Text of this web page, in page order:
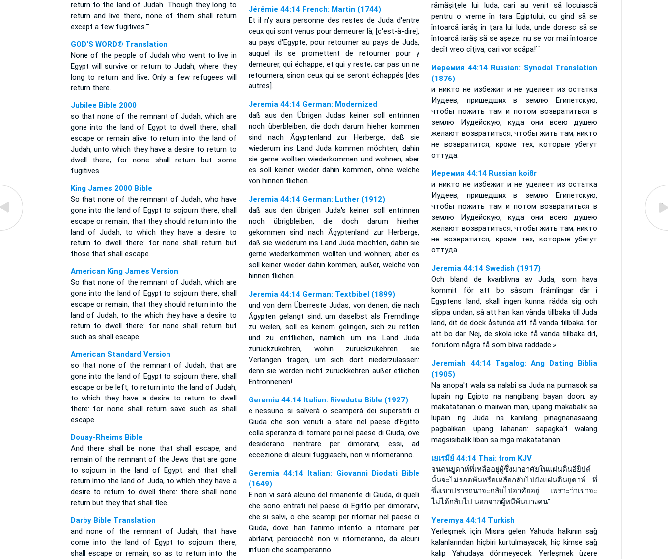
return to the land of Judah. Though they long to
return and live there, none of them shall return
except a few fugitives.'"
GOD'S WORD® Translation
None of the people of Judah who went to live in
Egypt will survive or return to Judah, where they
long to return and live. Only a few refugees will
return there.
Jubilee Bible 2000
so that none of the remnant of Judah, which are
gone into the land of Egypt to dwell there, shall
escape or remain alive to return into the land of
Judah, unto which they have a desire to return to
dwell there; for none shall return but some
fugitives.
King James 2000 Bible
So that none of the remnant of Judah, who have
gone into the land of Egypt to sojourn there, shall
escape or remain, that they should return into the
land of Judah, to which they have a desire to
return to dwell there: for none shall return but
those that shall escape.
American King James Version
So that none of the remnant of Judah, which are
gone into the land of Egypt to sojourn there, shall
escape or remain, that they should return into the
land of Judah, to the which they have a desire to
return to dwell there: for none shall return but
such as shall escape.
American Standard Version
so that none of the remnant of Judah, that are
gone into the land of Egypt to sojourn there, shall
escape or be left, to return into the land of Judah,
to which they have a desire to return to dwell
there: for none shall return save such as shall
escape.
Douay-Rheims Bible
And there shall be none that shall escape, and
remain of the remnant of the Jews that are gone
to sojourn in the land of Egypt: and that shall
return into the land of Juda, to which they have a
desire to return to dwell there: there shall none
return but they that shall flee.
Darby Bible Translation
and none of the remnant of Judah, that have
come into the land of Egypt to sojourn there,
shall escape or remain, so as to return into the
Jérémie 44:14 French: Martin (1744)
Et il n'y aura personne des restes de Juda d'entre
ceux qui sont venus pour demeurer là, [c'est-à-dire],
au pays d'Egypte, pour retourner au pays de Juda,
auquel ils se promettent de retourner pour y
demeurer, qui échappe, et qui y reste; car pas un ne
retournera, sinon ceux qui se seront échappés [des
autres].
Jeremia 44:14 German: Modernized
daß aus den Übrigen Judas keiner soll entrinnen
noch überbleiben, die doch darum hieher kommen
sind nach Ägyptenland zur Herberge, daß sie
wiederum ins Land Juda kommen möchten, dahin
sie gerne wollten wiederkommen und wohnen; aber
es soll keiner wieder dahin kommen, ohne welche
von hinnen fliehen.
Jeremia 44:14 German: Luther (1912)
daß aus den übrigen Juda's keiner soll entrinnen
noch übrigbleiben, die doch darum hierher
gekommen sind nach Ägyptenland zur Herberge,
daß sie wiederum ins Land Juda möchten, dahin sie
gerne wiederkommen wollten und wohnen; aber es
soll keiner wieder dahin kommen, außer, welche von
hinnen fliehen.
Jeremia 44:14 German: Textbibel (1899)
und von dem Überreste Judas, von denen, die nach
Ägypten gelangt sind, um daselbst als Fremdlinge
zu weilen, soll es keinem gelingen, sich zu retten
und zu entfliehen, nämlich um ins Land Juda
zurückzukehren, wohin zurückzukehren sie
Verlangen tragen, um sich dort niederzulassen:
denn sie werden nicht zurückkehren außer etlichen
Entronnenen!
Geremia 44:14 Italian: Riveduta Bible (1927)
e nessuno si salverà o scamperà dei superstiti di
Giuda che son venuti a stare nel paese d’Egitto
colla speranza di tornare poi nel paese di Giuda, ove
desiderano rientrare per dimorarvi; essi, ad
eccezione di alcuni fuggiaschi, non vi ritorneranno.
Geremia 44:14 Italian: Giovanni Diodati Bible
(1649)
E non vi sarà alcuno del rimanente di Giuda, di quelli
che sono entrati nel paese di Egitto per dimorarvi,
che si salvi, o che scampi per ritornar nel paese di
Giuda, dove han l’animo intento a ritornare per
abitarvi; perciocchè non vi ritorneranno, da alcuni
infuori che scamperanno.
rămăşiţele lui Iuda, cari au venit să locuiască
pentru o vreme în ţara Egiptului, cu gînd să se
întoarcă iarăş în ţara lui Iuda, unde doresc să se
întoarcă iarăş să se aşeze: nu se vor mai întoarce
decît vreo cîţiva, cari vor scăpa!``
Иеремия 44:14 Russian: Synodal Translation
(1876)
и никто не избежит и не уцелеет из остатка
Иудеев, пришедших в землю Египетскую,
чтобы пожить там и потом возвратиться в
землю Иудейскую, куда они всею душею
желают возвратиться, чтобы жить там; никто
не возвратится, кроме тех, которые убегут
оттуда.
Иеремия 44:14 Russian koi8r
и никто не избежит и не уцелеет из остатка
Иудеев, пришедших в землю Египетскую,
чтобы пожить там и потом возвратиться в
землю Иудейскую, куда они всею душею
желают возвратиться, чтобы жить там; никто
не возвратится, кроме тех, которые убегут
оттуда.
Jeremia 44:14 Swedish (1917)
Och bland de kvarblivna av Juda, som hava
kommit för att bo såsom främlingar där i
Egyptens land, skall ingen kunna rädda sig och
slippa undan, så att han kan vända tillbaka till Juda
land, dit de dock åstunda att få vända tillbaka, för
att bo där. Nej, de skola icke få vända tillbaka dit,
förutom några få som bliva räddade.»
Jeremiah 44:14 Tagalog: Ang Dating Biblia
(1905)
Na anopa't wala sa nalabi sa Juda na pumasok sa
lupain ng Egipto na nangibang bayan doon, ay
makatatanan o maiiwan man, upang makabalik sa
lupain ng Juda na kanilang pinagnanasaang
pagbalikan upang tahanan: sapagka't walang
magsisibalik liban sa mga makatatanan.
เยเรมีย์ 44:14 Thai: from KJV
จนคนยูดาห์ที่เหลืออยู่ผู้ซึ่งมาอาศัยในแผ่นดินอียิปต์
นั้นจะไม่รอดพ้นหรือเหลือกลับไปยังแผ่นดินยูดาห์ ที่
ซึ่งเขาปรารถนาจะกลับไปอาศัยอยู่ เพราะว่าเขาจะ
ไม่ได้กลับไป นอกจากผู้หนีพ้นบางคน"
Yeremya 44:14 Turkish
Yerleşmek için Mısıra gelen Yahuda halkının sağ
kalanlarından hiçbiri kurtulmayacak, hiç kimse sağ
kalıp Yahudaya dönmeyecek. Yerleşmek üzere